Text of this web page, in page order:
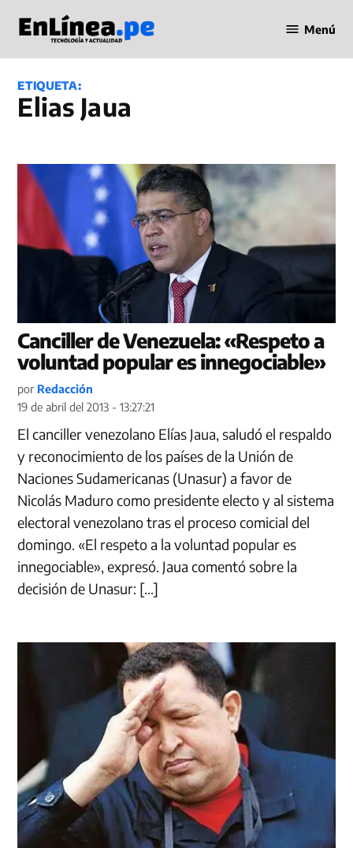
contenido
en Línea
Menú
ETIQUETA:
Elias Jaua
Canciller de Venezuela: «Respeto a
voluntad popular es innegociable»
por Redacción
19 de abril del 2013 - 13:27:21
El canciller venezolano Elías Jaua, saludó el respaldo
y reconocimiento de los países de la Unión de
Naciones Sudamericanas (Unasur) a favor de
Nicolás Maduro como presidente electo y al sistema
electoral venezolano tras el proceso comicial del
domingo. «El respeto a la voluntad popular es
innegociable», expresó. Jaua comentó sobre la
decisión de Unasur: […]